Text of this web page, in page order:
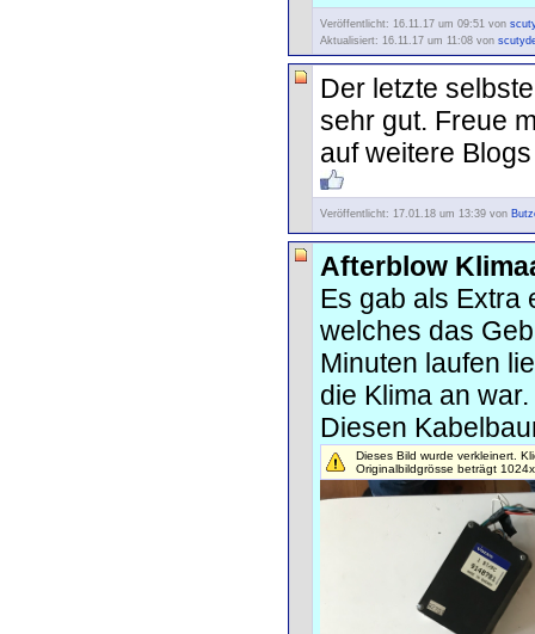
Veröffentlicht: 16.11.17 um 09:51 von
Aktualisiert: 16.11.17 um 11:08 von
Der letzte
sehr gut. Freue
auf weitere Blogs
Veröffentlicht: 17.01.18 um 13:39 von
Afterblow
Es gab als Extra
welches das
Minuten laufen
die Klima an war.
Diesen
Dieses Bild wurde verkleinert.
Originalbildgrösse beträgt